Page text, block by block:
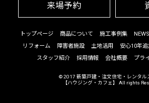
来場予約
トップページ 商品について 施工事例集 NEWS
リフォーム
障害者施設 土地活用
安心10年
スタッフ紹介
採用情報 会社概要 プラ
© 2017 新築戸建・注文住宅・レンタル
【ハウジング・カフェ】
All rights